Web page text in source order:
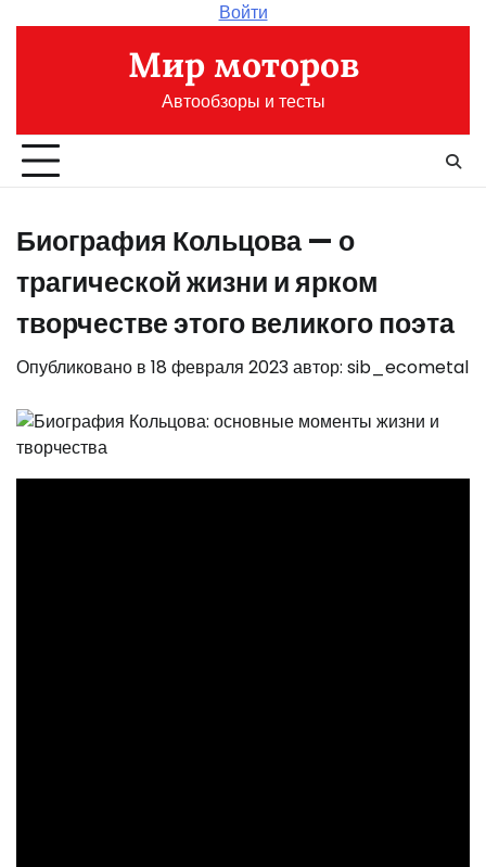
Войти
Мир моторов
Автообзоры и тесты
Биография Кольцова — о
трагической жизни и ярком
творчестве этого великого поэта
Опубликовано в 18 февраля 2023автор: sib_ecometal